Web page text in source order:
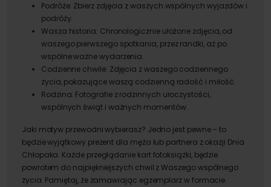
Podróże: Zbierz zdjęcia z waszych wspólnych wyjazdów i
podróży.
Wasza historia: Chronologicznie ułożone zdjęcia, od
waszego pierwszego spotkania, przez randki, aż po
wspólne ważne wydarzenia.
Codzienne chwile: Zdjęcia z waszego codziennego
życia, pokazujące waszą codzienną radość i miłość.
Rodzina: Fotografie z rodzinnych uroczystości,
wspólnych świąt i ważnych momentów.
Jaki motyw przewodni wybierasz? Jedno jest pewne – to
będzie wyjątkowy prezent dla męża lub partnera z okazji Dnia
Chłopaka. Każde przeglądanie kart fotoksiążki, będzie
powrotem do najpiękniejszych chwil z Waszego wspólnego
życia. Pamiętaj, że zamawiając egzemplarz w formacie